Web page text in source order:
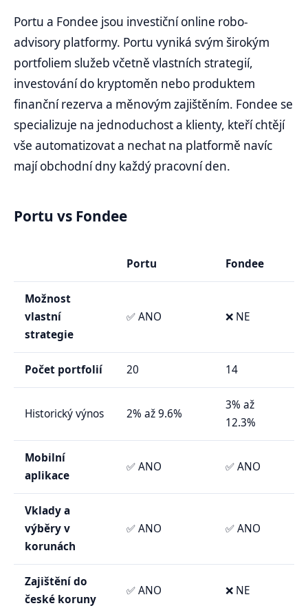
Portu a Fondee jsou investiční online robo-
advisory platformy. Portu vyniká svým širokým
portfoliem služeb včetně vlastních strategií,
investování do kryptoměn nebo produktem
finanční rezerva a měnovým zajištěním. Fondee se
specializuje na jednoduchost a klienty, kteří chtějí
vše automatizovat a nechat na platformě navíc
mají obchodní dny každý pracovní den.
Portu vs Fondee
Portu Fondee
Možnost
vlastní
strategie
✅ ANO ❌ NE
Počet portfolií 20 14
Historický výnos 2% až 9.6%
3% až
12.3%
Mobilní
aplikace
✅ ANO ✅ ANO
Vklady a
výběry v
korunách
✅ ANO ✅ ANO
Zajištění do
české koruny
✅ ANO ❌ NE